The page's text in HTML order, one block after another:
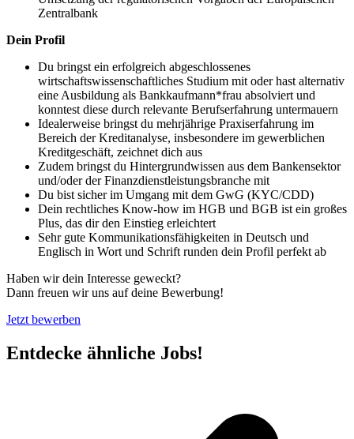
Zentralbank
Dein Profil
Du bringst ein erfolgreich abgeschlossenes
wirtschaftswissenschaftliches Studium mit oder hast alternativ
eine Ausbildung als Bankkaufmann*frau absolviert und
konntest diese durch relevante Berufserfahrung untermauern
Idealerweise bringst du mehrjährige Praxiserfahrung im
Bereich der Kreditanalyse, insbesondere im gewerblichen
Kreditgeschäft, zeichnet dich aus
Zudem bringst du Hintergrundwissen aus dem Bankensektor
und/oder der Finanzdienstleistungsbranche mit
Du bist sicher im Umgang mit dem GwG (KYC/CDD)
Dein rechtliches Know-how im HGB und BGB ist ein großes
Plus, das dir den Einstieg erleichtert
Sehr gute Kommunikationsfähigkeiten in Deutsch und
Englisch in Wort und Schrift runden dein Profil perfekt ab
Haben wir dein Interesse geweckt?
Dann freuen wir uns auf deine Bewerbung!
Jetzt bewerben
Entdecke ähnliche Jobs!